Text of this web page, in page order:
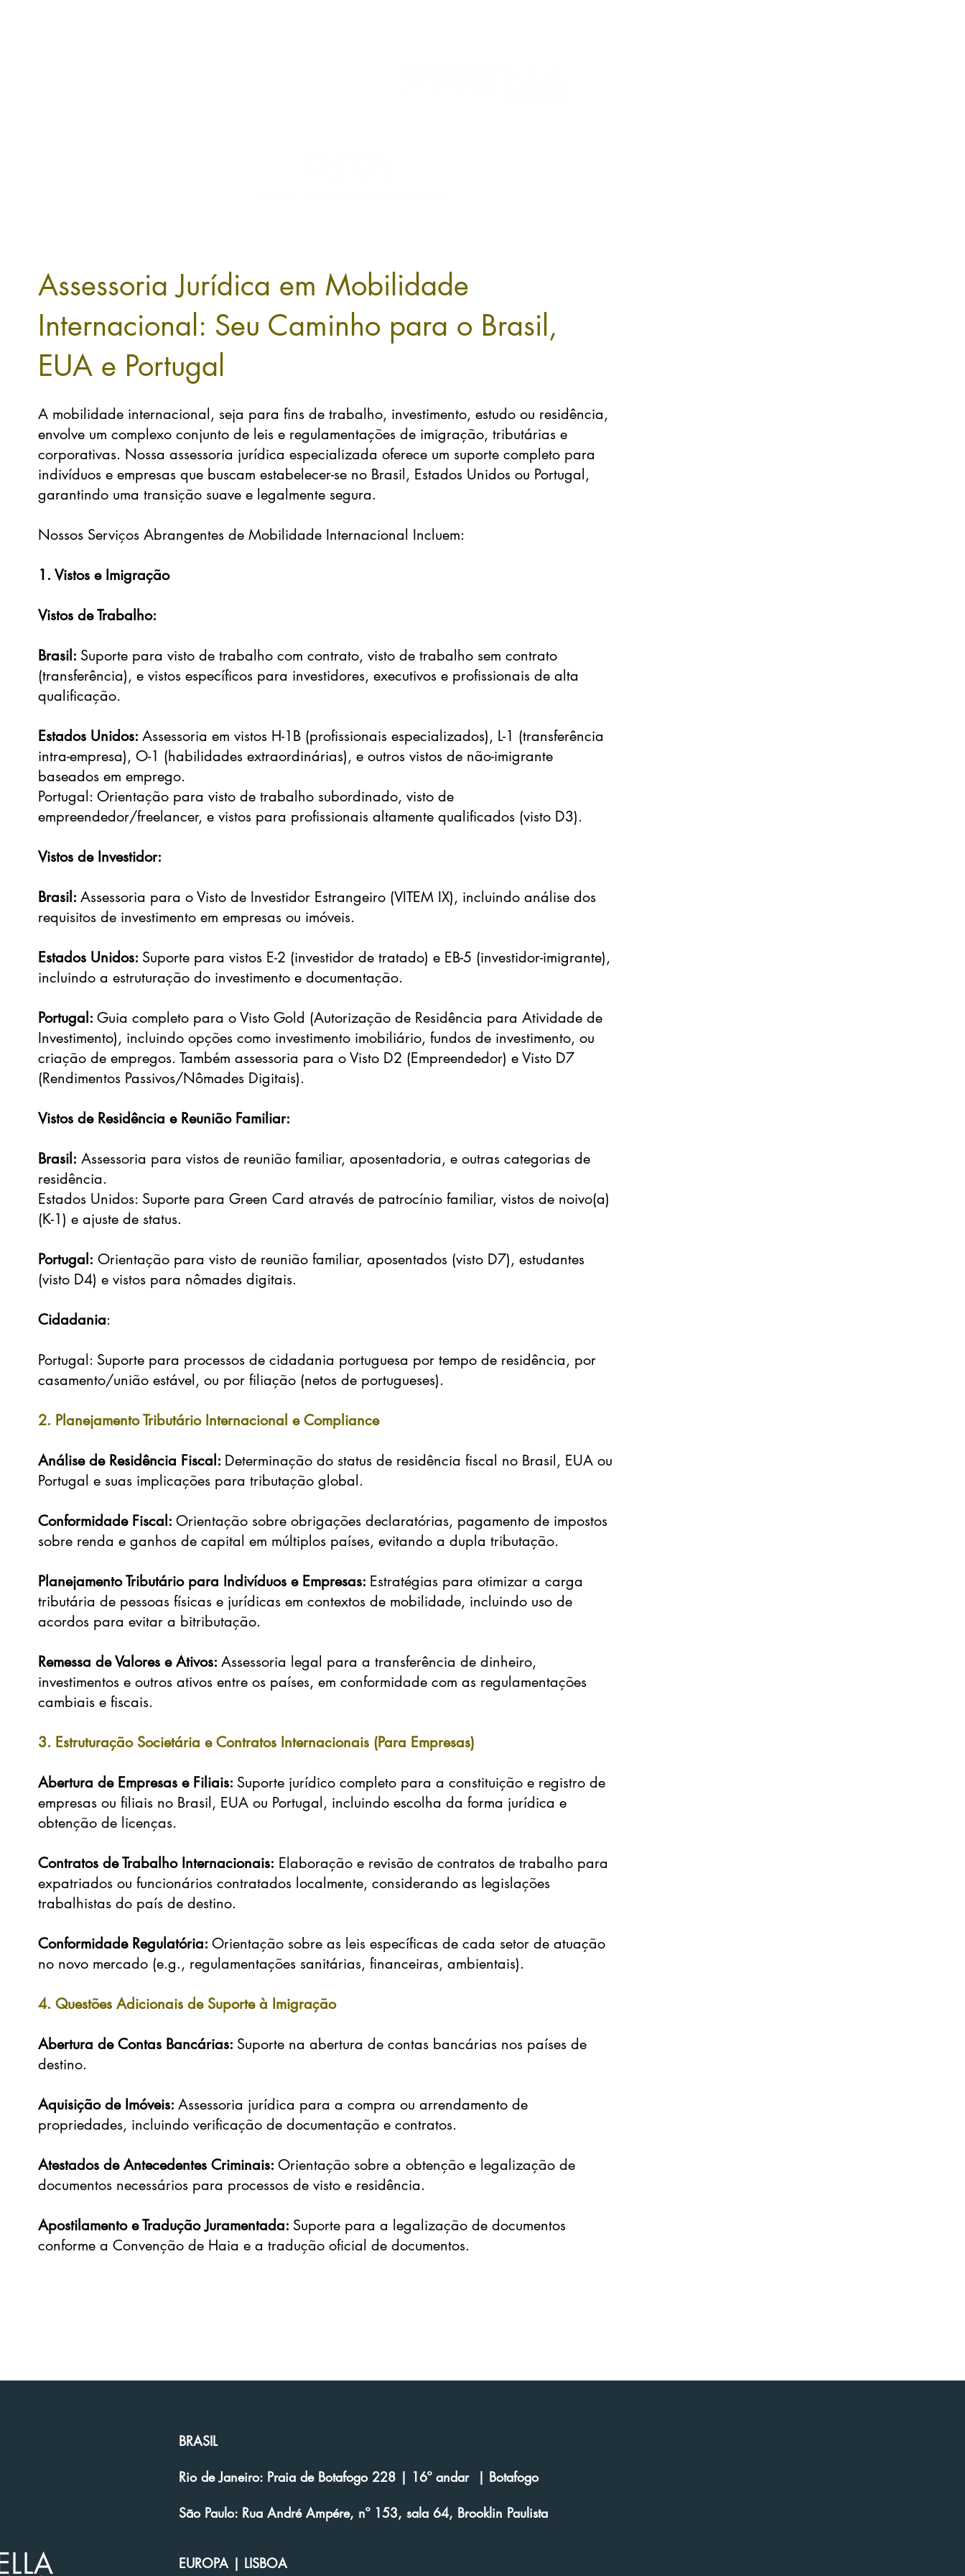
Assessoria Jurídica em Mobilidade
Internacional: Seu Caminho para o Brasil,
EUA e Portugal
A mobilidade internacional, seja para fins de trabalho, investimento, estudo ou residência,
envolve um complexo conjunto de leis e regulamentações de imigração, tributárias e
corporativas. Nossa assessoria jurídica especializada oferece um suporte completo para
indivíduos e empresas que buscam estabelecer-se no Brasil, Estados Unidos ou Portugal,
garantindo uma transição suave e legalmente segura.
Nossos Serviços Abrangentes de Mobilidade Internacional Incluem:
1. Vistos e Imigração
Vistos de Trabalho:
Brasil: Suporte para visto de trabalho com contrato, visto de trabalho sem contrato
(transferência), e vistos específicos para investidores, executivos e profissionais de alta
qualificação.
Estados Unidos:Assessoria em vistos H-1B (profissionais especializados), L-1 (transferência
intra-empresa), O-1 (habilidades extraordinárias), e outros vistos de não-imigrante
baseados em emprego.
Portugal: Orientação para visto de trabalho subordinado, visto de
empreendedor/freelancer, e vistos para profissionais altamente qualificados (visto D3).
Vistos de Investidor:
Brasil:Assessoria para o Visto de Investidor Estrangeiro (VITEM IX), incluindo análise dos
requisitos de investimento em empresas ou imóveis.
Estados Unidos: Suporte para vistos E-2 (investidor de tratado) e EB-5 (investidor-imigrante),
incluindo a estruturação do investimento e documentação.
Portugal:Guia completo para o Visto Gold (Autorização de Residência para Atividade de
Investimento), incluindo opções como investimento imobiliário, fundos de investimento, ou
criação de empregos. Também assessoria para o Visto D2 (Empreendedor) e Visto D7
(Rendimentos Passivos/Nômades Digitais).
Vistos de Residência e Reunião Familiar:
Brasil: Assessoria para vistos de reunião familiar, aposentadoria, e outras categorias de
residência.
Estados Unidos: Suporte para Green Card através de patrocínio familiar, vistos de noivo(a)
(K-1) e ajuste de status.
Portugal: Orientação para visto de reunião familiar, aposentados (visto D7), estudantes
(visto D4) e vistos para nômades digitais.
Cidadania:
Portugal: Suporte para processos de cidadania portuguesa por tempo de residência, por
casamento/união estável, ou por filiação (netos de portugueses).
2. Planejamento Tributário Internacional e Compliance
Análise de Residência Fiscal: Determinação do status de residência fiscal no Brasil, EUA ou
Portugal e suas implicações para tributação global.
Conformidade Fiscal:Orientação sobre obrigações declaratórias, pagamento de impostos
sobre renda e ganhos de capital em múltiplos países, evitando a dupla tributação.
Planejamento Tributário para Indivíduos e Empresas: Estratégias para otimizar a carga
tributária de pessoas físicas e jurídicas em contextos de mobilidade, incluindo uso de
acordos para evitar a bitributação.
Remessa de Valores e Ativos:Assessoria legal para a transferência de dinheiro,
investimentos e outros ativos entre os países, em conformidade com as regulamentações
cambiais e fiscais.
3. Estruturação Societária e Contratos Internacionais (Para Empresas)
Abertura de Empresas e Filiais: Suporte jurídico completo para a constituição e registro de
empresas ou filiais no Brasil, EUA ou Portugal, incluindo escolha da forma jurídica e
obtenção de licenças.
Contratos de Trabalho Internacionais: Elaboração e revisão de contratos de trabalho para
expatriados ou funcionários contratados localmente, considerando as legislações
trabalhistas do país de destino.
Conformidade Regulatória:Orientação sobre as leis específicas de cada setor de atuação
no novo mercado (e.g., regulamentações sanitárias, financeiras, ambientais).
4. Questões Adicionais de Suporte à Imigração
Abertura de Contas Bancárias: Suporte na abertura de contas bancárias nos países de
destino.
Aquisição de Imóveis:Assessoria jurídica para a compra ou arrendamento de
propriedades, incluindo verificação de documentação e contratos.
Atestados de Antecedentes Criminais:Orientação sobre a obtenção e legalização de
documentos necessários para processos de visto e residência.
Apostilamento e Tradução Juramentada: Suporte para a legalização de documentos
conforme a Convenção de Haia e a tradução oficial de documentos.
BRASIL
Rio de Janeiro: Praia de Botafogo 228 | 16º andar | Botafogo
São Paulo: Rua André Ampére, nº 153, sala 64, Brooklin Paulista
EUROPA | LISBOA